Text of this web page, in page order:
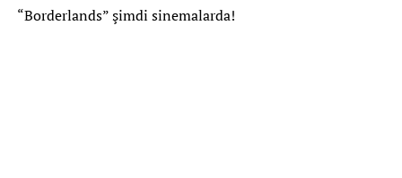
“Borderlands” şimdi sinemalarda!